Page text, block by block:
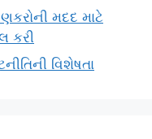
મદદ માટે
કરી
વિશેષતા